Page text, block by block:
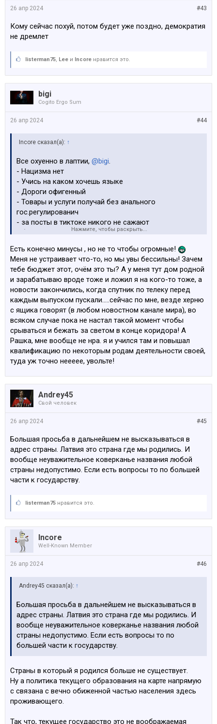
#43
26 апр 2024
Кому сейчас похуй, потом будет уже поздно, демократия
не дремлет
listerman75, Lee и Incore нравится это.
bigi
Cogito Ergo Sum
#44
26 апр 2024
Incore сказал(а): ↑
Все охуенно в лаптии, @bigi.
- Нацизма нет
- Учись на каком хочешь языке
- Дороги офигенный
- Товары и услуги получай без анального
гос.регулированич
- за посты в тиктоке никого не сажают
- бюджет не трещит по швам, но денег есть только на
Список можно продолжать бесконечно, но зачем,
если вас в этом болоте все устраивает?
Толи дело в Рашке, ну да, ну да ..
Нажмите, чтобы раскрыть...
Есть конечно минусы , но не то чтобы огромные!
Меня не устраивает что-то, но мы увы бессильны! Зачем
тебе бюджет этот, очём это ты? А у меня тут дом родной
и зарабатываю вроде тоже и ложил я на кого-то тоже, а
новости закончились, когда спутник по телеку перед
каждым выпуском пускали.....сейчас по мне, везде херню
с ящика говорят (в любом новостном канале мира), во
всяком случае пока не настал такой момент чтобы
срываться и бежать за светом в конце коридора! А
Рашка, мне вообще не нра. я и учился там и повышал
квалификацию по некоторым родам деятельности своей,
туда уж точно неееее, увольте!
Andrey45
Свой человек
#45
26 апр 2024
Большая просьба в дальнейшем не высказываться в
адрес страны. Латвия это страна где мы родились. И
вообще неуважительное коверканье названия любой
страны недопустимо. Если есть вопросы то по большей
части к государству.
listerman75 нравится это.
Incore
Well-Known Member
#46
26 апр 2024
Andrey45 сказал(а): ↑
Большая просьба в дальнейшем не высказываться в
адрес страны. Латвия это страна где мы родились. И
вообще неуважительное коверканье названия любой
страны недопустимо. Если есть вопросы то по
большей части к государству.
Страны в который я родился больше не существует.
Ну а политика текущего образования на карте напрямую
с связана с вечно обиженной частью населения здесь
проживающего.
Так что, текущее государство это не воображаемая